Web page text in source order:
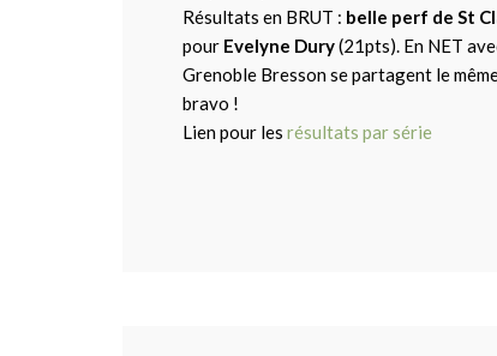
Résultats en BRUT : belle perf de St
pour Evelyne Dury(21pts). En NET
Grenoble Bresson se partagent le
bravo !
Lien pour les résultats par série